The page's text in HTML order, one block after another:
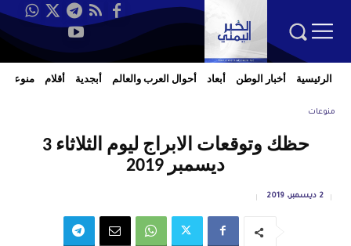
الرئيسية أخبار الوطن أبعاد أحوال العرب والعالم أبجدية أقلام منوعات
منوعات
حظك وتوقعات الابراج ليوم الثلاثاء 3
ديسمبر 2019
2 ديسمبر، 2019